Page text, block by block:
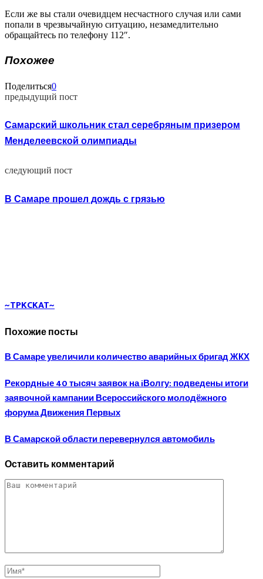
Если же вы стали очевидцем несчастного случая или сами
попали в чрезвычайную ситуацию, незамедлительно
обращайтесь по телефону 112″.
Похожее
Поделиться0
предыдущий пост
Самарский школьник стал серебряным призером
Менделеевской олимпиады
следующий пост
В Самаре прошел дождь с грязью
~TPKCKAT~
Похожие посты
В Самаре увеличили количество аварийных бригад ЖКХ
Рекордные 40 тысяч заявок на iВолгу: подведены итоги
заявочной кампании Всероссийского молодёжного
форума Движения Первых
В Самарской области перевернулся автомобиль
Оставить комментарий